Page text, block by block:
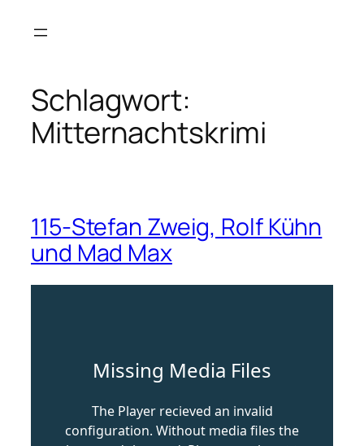
Inhalt
Schlagwort:
Mitternachtskrimi
115-Stefan Zweig, Rolf Kühn
und Mad Max